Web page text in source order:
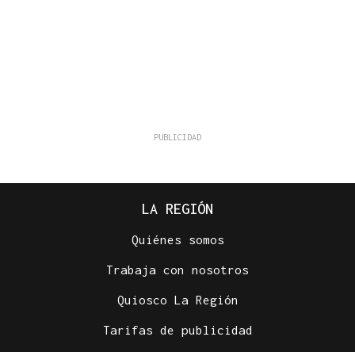
LA REGIÓN
Quiénes somos
Trabaja con nosotros
Quiosco La Región
Tarifas de publicidad